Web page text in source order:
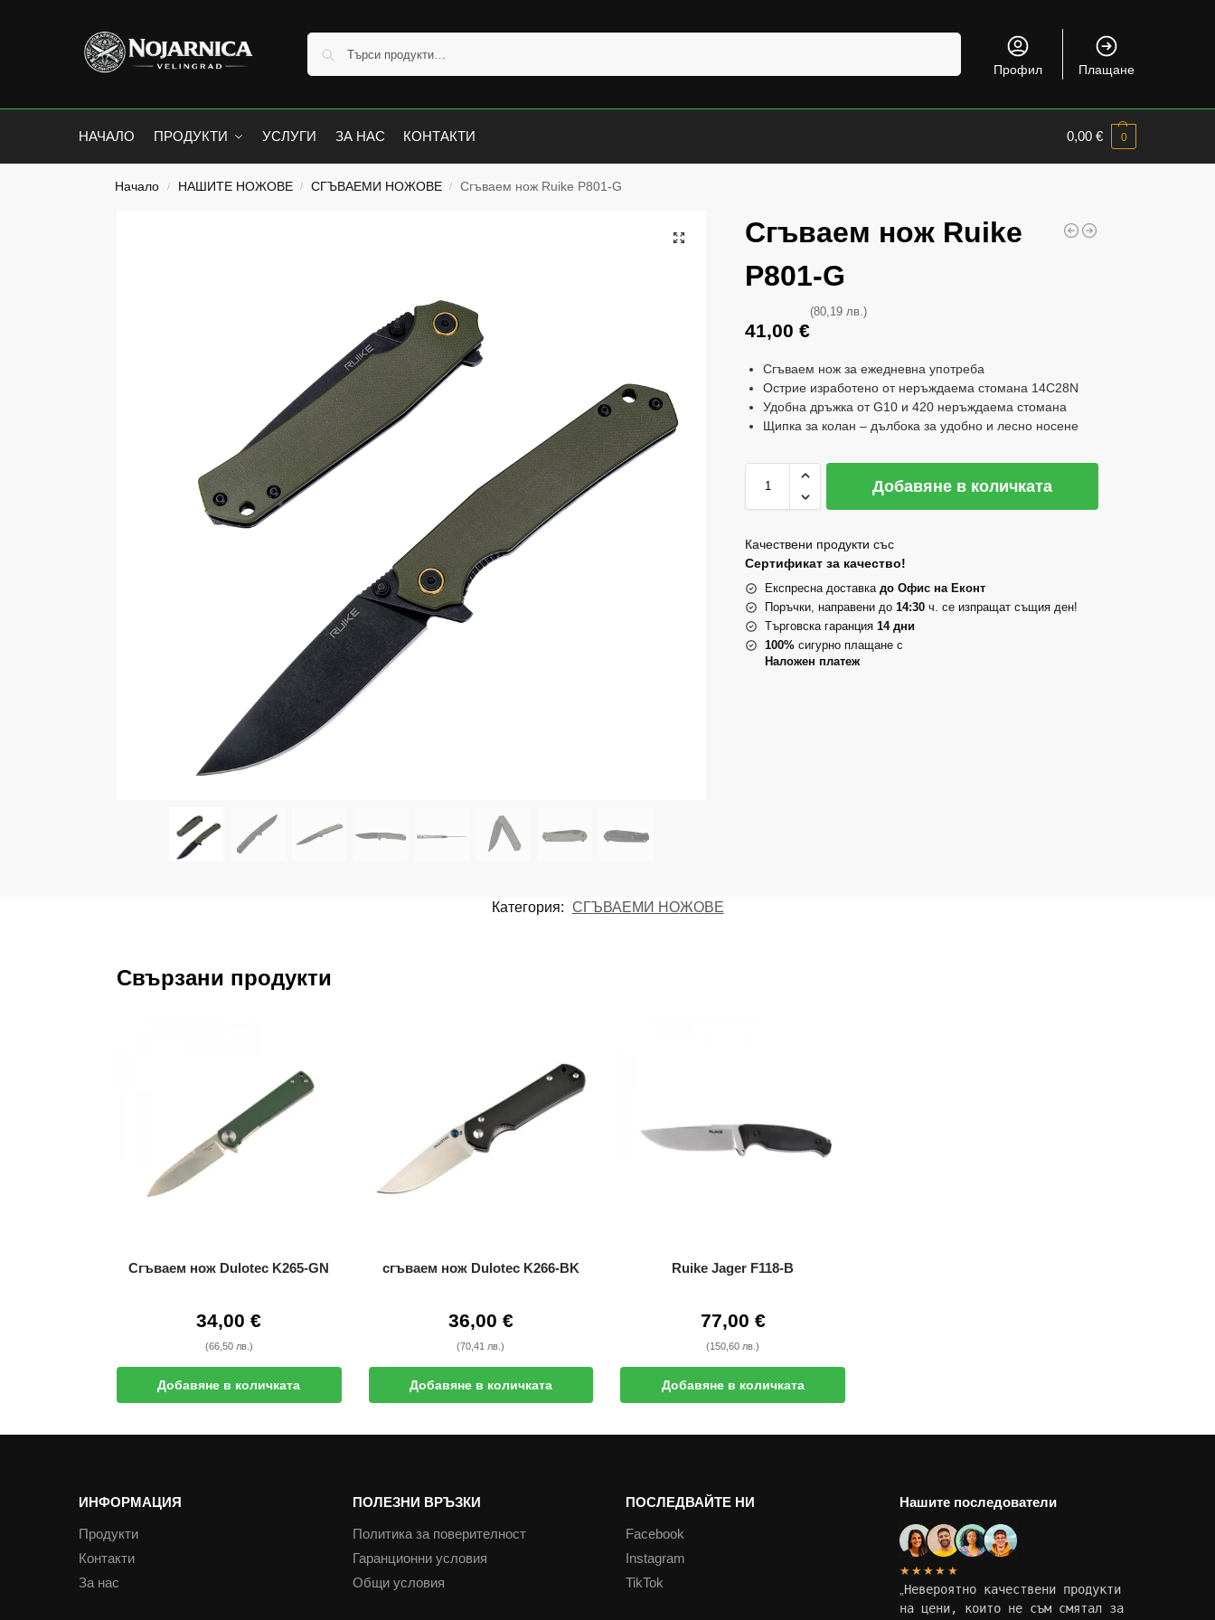
Профил Плащане
НАЧАЛО ПРОДУКТИ УСЛУГИ ЗА НАС КОНТАКТИ 0,00 € 0
Начало / НАШИТЕ НОЖОВЕ / СГЪВАЕМИ НОЖОВЕ / Сгъваем нож Ruike P801-G
Сгъваем нож Ruike
P801-G
41,00€
(80,19 лв.)
Сгъваем нож за ежедневна употреба
Острие изработено от неръждаема стомана 14C28N
Удобна дръжка от G10 и 420 неръждаема стомана
Щипка за колан – дълбока за удобно и лесно носене
Добавяне в количката
Качествени продукти със
Сертификат за качество!
Експресна доставкадо Офис на Еконт
Поръчки, направени до14:30 ч. се изпращат същия ден!
Търговска гаранция14 дни
100% сигурно плащане с
Наложен платеж
Категория: СГЪВАЕМИ НОЖОВЕ
Свързани продукти
Сгъваем нож Dulotec K265-GN
34,00€
(66,50 лв.)
Добавяне в количката
сгъваем нож Dulotec K266-BK
36,00 €
(70,41 лв.)
Добавяне в количката
Ruike Jager F118-B
77,00 €
(150,60 лв.)
Добавяне в количката
ИНФОРМАЦИЯ
Продукти
Контакти
За нас
ПОЛЕЗНИ ВРЪЗКИ
Политика за поверителност
Гаранционни условия
Общи условия
ПОСЛЕДВАЙТЕ НИ
Facebook
Instagram
TikTok
Нашите последователи
★★★★★
„Невероятно качествени продукти
на цени, които не съм смятал за